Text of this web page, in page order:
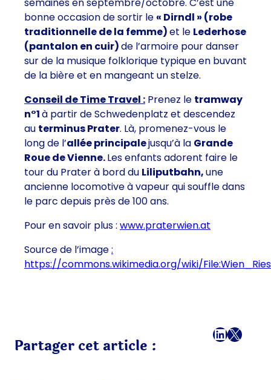
bonne occasion de sortir le « Dirndl » (robe
traditionnelle de la femme)et le Lederhose
(pantalon en cuir)de l’armoire pour danser
sur de la musique folklorique typique en buvant
de la bière et en mangeant un stelze.
Conseil de Time Travel : Prenez le tramway
n°1à partir de Schwedenplatz et descendez
au terminus Prater. Là, promenez-vous le
long de l’allée principalejusqu’à la Grande
Roue de Vienne.Les enfants adorent faire le
tour du Prater à bord du Liliputbahn,une
ancienne locomotive à vapeur qui souffle dans
le parc depuis près de 100 ans.
Pour en savoir plus : www.praterwien.at
Source de l’image:
https://commons.wikimedia.org/wiki/
Partager cet article :
Facebook
LinkedIn
X E-